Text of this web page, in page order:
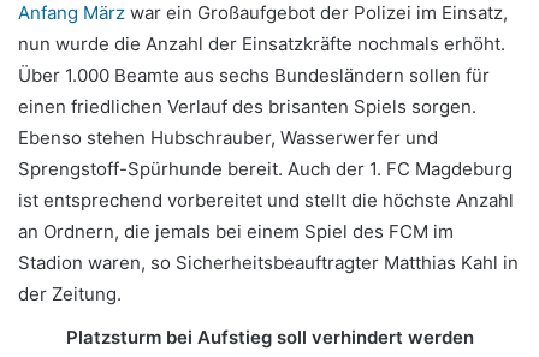
Anfang März war ein Großaufgebot der Polizei im Einsatz,
nun wurde die Anzahl der Einsatzkräfte nochmals erhöht.
Über 1.000 Beamte aus sechs Bundesländern sollen für
einen friedlichen Verlauf des brisanten Spiels sorgen.
Ebenso stehen Hubschrauber, Wasserwerfer und
Sprengstoff-Spürhunde bereit. Auch der 1. FC Magdeburg
ist entsprechend vorbereitet und stellt die höchste Anzahl
an Ordnern, die jemals bei einem Spiel des FCM im
Stadion waren, so Sicherheitsbeauftragter Matthias Kahl in
der Zeitung.
Platzsturm bei Aufstieg soll verhindert werden